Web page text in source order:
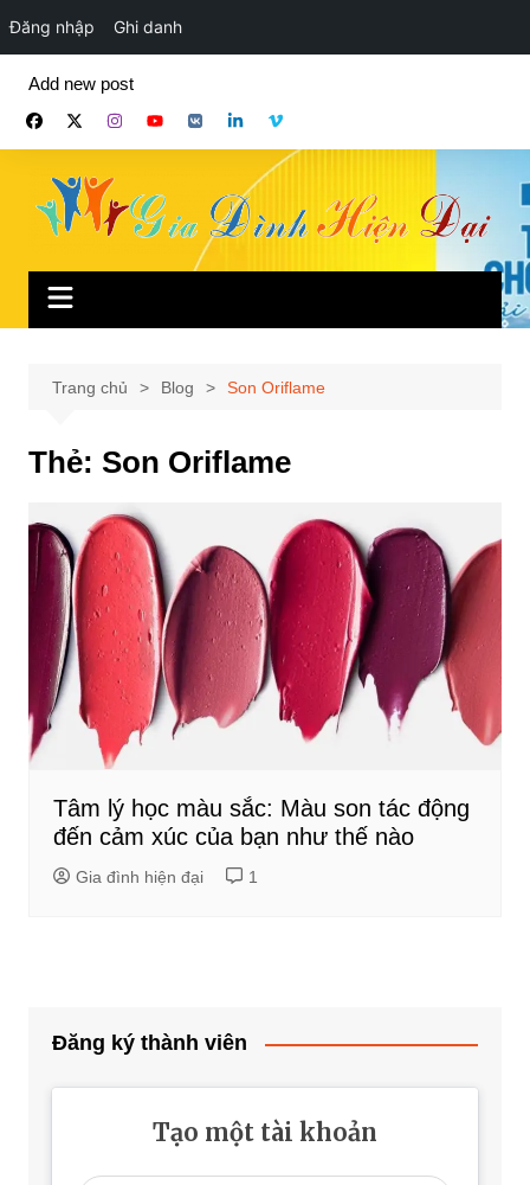
Đăng nhập Ghi danh
phần
Add new post
Trang chủ Blog Son Oriflame
Thẻ: Son Oriflame
Tâm lý học màu sắc: Màu son tác động
đến cảm xúc của bạn như thế nào
Gia đình hiện đại 1
Đăng ký thành viên
Tạo một tài khoản